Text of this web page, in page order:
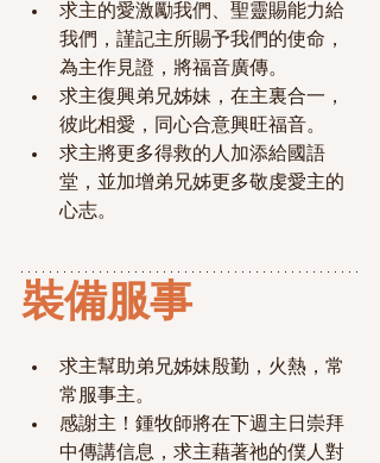
求主的愛激勵我們、聖靈賜能力給
我們，謹記主所賜予我們的使命，
為主作見證，將福音廣傳。
求主復興弟兄姊妹，在主裏合一，
彼此相愛，同心合意興旺福音。
求主將更多得救的人加添給國語
堂，並加增弟兄姊更多敬虔愛主的
心志。
裝備服事
求主幫助弟兄姊妹殷勤，火熱，常
常服事主。
感謝主！鍾牧師將在下週主日崇拜
中傳講信息，求主藉著祂的僕人對